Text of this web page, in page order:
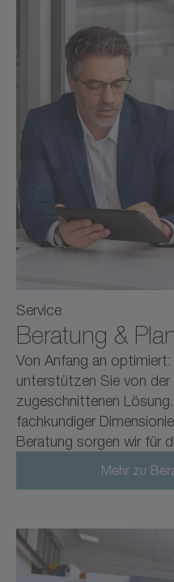
Service
Beratung &
Von Anfang an
unterstützen Sie von
zugeschnittenen
fachkundiger
Beratung sorgen wir für
Mehr zu